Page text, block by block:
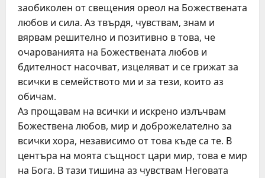
заобиколен от свещения ореол на Божествената
любов и сила. Аз твърдя, чувствам, знам и
вярвам решително и позитивно в това, че
очарованията на Божествената любов и
бдителност насочват, изцеляват и се грижат за
всички в семейството ми и за тези, които аз
обичам.
Аз прощавам на всички и искрено излъчвам
Божествена любов, мир и доброжелателно за
всички хора, независимо от това къде са те. В
центъра на моята същност цари мир, това е мир
на Бога. В тази тишина аз чувствам Неговата